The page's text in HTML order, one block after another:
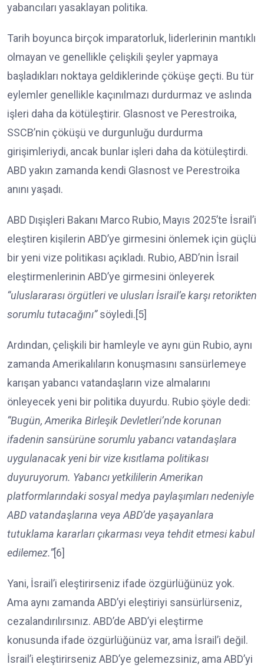
yabancıları yasaklayan politika.
Tarih boyunca birçok imparatorluk, liderlerinin mantıklı
olmayan ve genellikle çelişkili şeyler yapmaya
başladıkları noktaya geldiklerinde çöküşe geçti. Bu tür
eylemler genellikle kaçınılmazı durdurmaz ve aslında
işleri daha da kötüleştirir. Glasnost ve Perestroika,
SSCB’nin çöküşü ve durgunluğu durdurma
girişimleriydi, ancak bunlar işleri daha da kötüleştirdi.
ABD yakın zamanda kendi Glasnost ve Perestroika
anını yaşadı.
ABD Dışişleri Bakanı Marco Rubio, Mayıs 2025’te İsrail’i
eleştiren kişilerin ABD’ye girmesini önlemek için güçlü
bir yeni vize politikası açıkladı. Rubio, ABD’nin İsrail
eleştirmenlerinin ABD’ye girmesini önleyerek
“uluslararası örgütleri ve ulusları İsrail’e karşı retorikten
sorumlu tutacağını”söyledi.[5]
Ardından, çelişkili bir hamleyle ve aynı gün Rubio, aynı
zamanda Amerikalıların konuşmasını sansürlemeye
karışan yabancı vatandaşların vize almalarını
önleyecek yeni bir politika duyurdu. Rubio şöyle dedi:
“Bugün, Amerika Birleşik Devletleri’nde korunan
ifadenin sansürüne sorumlu yabancı vatandaşlara
uygulanacak yeni bir vize kısıtlama politikası
duyuruyorum. Yabancı yetkililerin Amerikan
platformlarındaki sosyal medya paylaşımları nedeniyle
ABD vatandaşlarına veya ABD’de yaşayanlara
tutuklama kararları çıkarması veya tehdit etmesi kabul
edilemez.”[6]
Yani, İsrail’i eleştirirseniz ifade özgürlüğünüz yok.
Ama aynı zamanda ABD’yi eleştiriyi sansürlürseniz,
cezalandırılırsınız. ABD’de ABD’yi eleştirme
konusunda ifade özgürlüğünüz var, ama İsrail’i değil.
İsrail’i eleştirirseniz ABD’ye gelemezsiniz, ama ABD’yi